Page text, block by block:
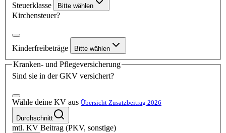
Steuerklasse Bitte wählen
Kirchensteuer?
Kinderfreibeträge Bitte wählen
Kranken- und Pflegeversicherung
Sind sie in der GKV versichert?
Wähle deine KV aus Übersicht Zusatzbeitrag 2026
Durchschnitt
mtl. KV Beitrag (PKV, sonstige)